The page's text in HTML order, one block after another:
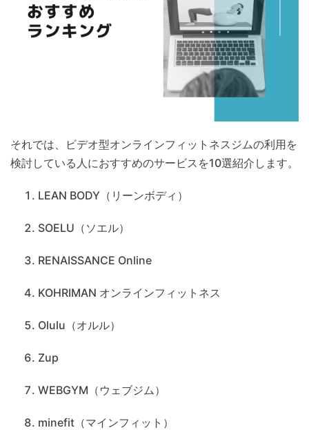
それでは、ビデオ型オンラインフィットネスジムの利用を
検討している人におすすめのサービスを10選紹介します。
LEAN BODY（リーンボディ）
SOELU（ソエル）
RENAISSANCE Online
KOHRIMAN オンラインフィットネス
Olulu（オルル）
Zup
WEBGYM（ウェブジム）
minefit（マインフィット）